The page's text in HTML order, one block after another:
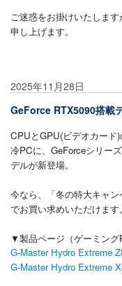
ご迷惑をお掛けいたしま
申し上げます。
2025年11月28日
GeForce RTX5090搭載
CPUとGPU(ビデオカード
冷PCに、 GeForceシリー
デルが新登場。
今なら、「冬の特大キャ
でお買い求めいただけます。
▼製品ページ（ゲーミング
G-Master Hydro Extreme
G-Master Hydro Extreme